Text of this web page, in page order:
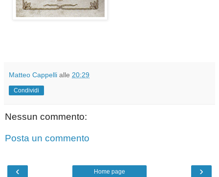
Matteo Cappelli alle 20:29
Condividi
Nessun commento:
Posta un commento
‹ ›
Home page